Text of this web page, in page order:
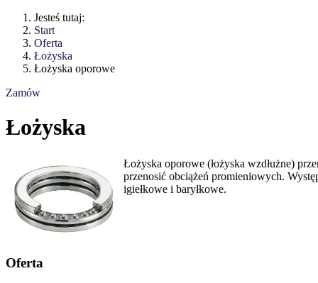
Jesteś tutaj:
Start
Oferta
Łożyska
Łożyska oporowe
Zamów
Łożyska
Łożyska oporowe (łożyska wzdłużne)
przenosić obciążeń promieniowych.
igiełkowe i baryłkowe.
Oferta